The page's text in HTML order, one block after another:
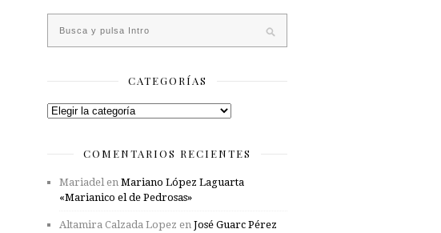
CATEGORÍAS
Categorías
COMENTARIOS RECIENTES
Mariadelen Mariano López Laguarta
«Marianico el de Pedrosas»
Altamira Calzada Lopez en José Guarc Pérez